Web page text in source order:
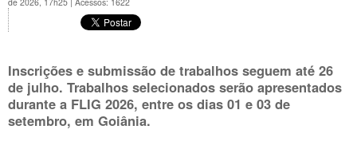
Inscrições e submissão de trabalhos seguem até 26
de julho. Trabalhos selecionados serão apresentados
durante a FLIG 2026, entre os dias 01 e 03 de
setembro, em Goiânia.